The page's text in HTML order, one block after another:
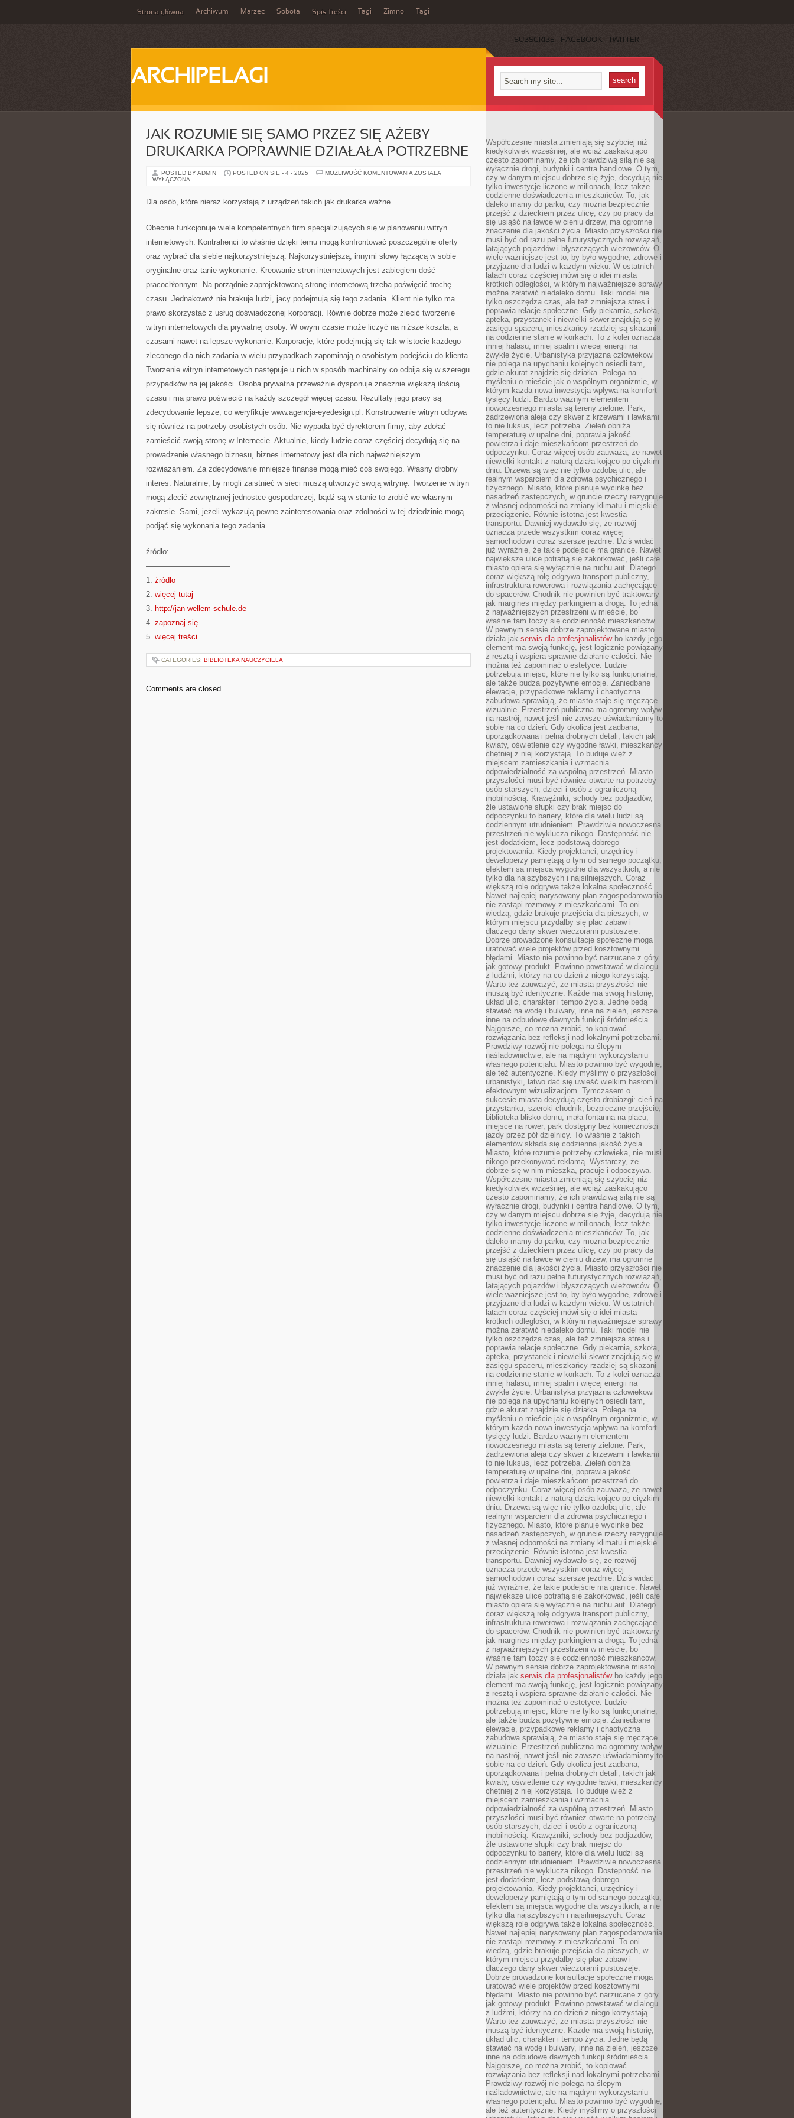
Strona główna Archiwum Marzec Sobota Spis Treści Tagi Zimno Tagi
SUBSCRIBE FACEBOOK TWITTER
ARCHIPELAGI
JAK ROZUMIE SIĘ SAMO PRZEZ SIĘ AŻEBY
DRUKARKA POPRAWNIE DZIAŁAŁA POTRZEBNE
POSTED BY ADMIN POSTED ON SIE - 4 - 2025 MOŻLIWOŚĆ KOMENTOWANIA JAK
POPRAWNIE
DZIAŁAŁA
ZOSTAŁA
WYŁĄCZONA
Dla osób, które nieraz korzystają z urządzeń takich jak drukarka ważne
Obecnie funkcjonuje wiele kompetentnych firm specjalizujących się w planowaniu witryn
internetowych. Kontrahenci to właśnie dzięki temu mogą konfrontować poszczególne oferty
oraz wybrać dla siebie najkorzystniejszą. Najkorzystniejszą, innymi słowy łączącą w sobie
oryginalne oraz tanie wykonanie. Kreowanie stron internetowych jest zabiegiem dość
pracochłonnym. Na porządnie zaprojektowaną stronę internetową trzeba poświęcić trochę
czasu. Jednakowoż nie brakuje ludzi, jacy podejmują się tego zadania. Klient nie tylko ma
prawo skorzystać z usług doświadczonej korporacji. Równie dobrze może zlecić tworzenie
witryn internetowych dla prywatnej osoby. W owym czasie może liczyć na niższe koszta, a
czasami nawet na lepsze wykonanie. Korporacje, które podejmują się tak w istocie każdego
zleconego dla nich zadania w wielu przypadkach zapominają o osobistym podejściu do klienta.
Tworzenie witryn internetowych następuje u nich w sposób machinalny co odbija się w szeregu
przypadków na jej jakości. Osoba prywatna przeważnie dysponuje znacznie większą ilością
czasu i ma prawo poświęcić na każdy szczegół więcej czasu. Rezultaty jego pracy są
zdecydowanie lepsze, co weryfikuje www.agencja-eyedesign.pl. Konstruowanie witryn odbywa
się również na potrzeby osobistych osób. Nie wypada być dyrektorem firmy, aby zdołać
zamieścić swoją stronę w Internecie. Aktualnie, kiedy ludzie coraz częściej decydują się na
prowadzenie własnego biznesu, biznes internetowy jest dla nich najważniejszym
rozwiązaniem. Za zdecydowanie mniejsze finanse mogą mieć coś swojego. Własny drobny
interes. Naturalnie, by mogli zaistnieć w sieci muszą utworzyć swoją witrynę. Tworzenie witryn
mogą zlecić zewnętrznej jednostce gospodarczej, bądź są w stanie to zrobić we własnym
zakresie. Sami, jeżeli wykazują pewne zainteresowania oraz zdolności w tej dziedzinie mogą
podjąć się wykonania tego zadania.
źródło:
———————————
1. źródło
2. więcej tutaj
3. http://jan-wellem-schule.de
4. zapoznaj się
5. więcej treści
CATEGORIES: BIBLIOTEKA NAUCZYCIELA
Comments are closed.
Współczesne miasta zmieniają się szybciej niż
kiedykolwiek wcześniej, ale wciąż zaskakująco
często zapominamy, że ich prawdziwą siłą nie są
wyłącznie drogi, budynki i centra handlowe. O tym,
czy w danym miejscu dobrze się żyje, decydują nie
tylko inwestycje liczone w milionach, lecz także
codzienne doświadczenia mieszkańców. To, jak
daleko mamy do parku, czy można bezpiecznie
przejść z dzieckiem przez ulicę, czy po pracy da
się usiąść na ławce w cieniu drzew, ma ogromne
znaczenie dla jakości życia. Miasto przyszłości nie
musi być od razu pełne futurystycznych rozwiązań,
latających pojazdów i błyszczących wieżowców. O
wiele ważniejsze jest to, by było wygodne, zdrowe i
przyjazne dla ludzi w każdym wieku. W ostatnich
latach coraz częściej mówi się o idei miasta
krótkich odległości, w którym najważniejsze sprawy
można załatwić niedaleko domu. Taki model nie
tylko oszczędza czas, ale też zmniejsza stres i
poprawia relacje społeczne. Gdy piekarnia, szkoła,
apteka, przystanek i niewielki skwer znajdują się w
zasięgu spaceru, mieszkańcy rzadziej są skazani
na codzienne stanie w korkach. To z kolei oznacza
mniej hałasu, mniej spalin i więcej energii na
zwykłe życie. Urbanistyka przyjazna człowiekowi
nie polega na upychaniu kolejnych osiedli tam,
gdzie akurat znajdzie się działka. Polega na
myśleniu o mieście jak o wspólnym organizmie, w
którym każda nowa inwestycja wpływa na komfort
tysięcy ludzi. Bardzo ważnym elementem
nowoczesnego miasta są tereny zielone. Park,
zadrzewiona aleja czy skwer z krzewami i ławkami
to nie luksus, lecz potrzeba. Zieleń obniża
temperaturę w upalne dni, poprawia jakość
powietrza i daje mieszkańcom przestrzeń do
odpoczynku. Coraz więcej osób zauważa, że nawet
niewielki kontakt z naturą działa kojąco po ciężkim
dniu. Drzewa są więc nie tylko ozdobą ulic, ale
realnym wsparciem dla zdrowia psychicznego i
fizycznego. Miasto, które planuje wycinkę bez
nasadzeń zastępczych, w gruncie rzeczy rezygnuje
z własnej odporności na zmiany klimatu i miejskie
przeciążenie. Równie istotna jest kwestia
transportu. Dawniej wydawało się, że rozwój
oznacza przede wszystkim coraz więcej
samochodów i coraz szersze jezdnie. Dziś widać
już wyraźnie, że takie podejście ma granice. Nawet
największe ulice potrafią się zakorkować, jeśli całe
miasto opiera się wyłącznie na ruchu aut. Dlatego
coraz większą rolę odgrywa transport publiczny,
infrastruktura rowerowa i rozwiązania zachęcające
do spacerów. Chodnik nie powinien być traktowany
jak margines między parkingiem a drogą. To jedna
z najważniejszych przestrzeni w mieście, bo
właśnie tam toczy się codzienność mieszkańców.
W pewnym sensie dobrze zaprojektowane miasto
działa jak serwis dla profesjonalistówbo każdy jego
element ma swoją funkcję, jest logicznie powiązany
z resztą i wspiera sprawne działanie całości. Nie
można też zapominać o estetyce. Ludzie
potrzebują miejsc, które nie tylko są funkcjonalne,
ale także budzą pozytywne emocje. Zaniedbane
elewacje, przypadkowe reklamy i chaotyczna
zabudowa sprawiają, że miasto staje się męczące
wizualnie. Przestrzeń publiczna ma ogromny wpływ
na nastrój, nawet jeśli nie zawsze uświadamiamy to
sobie na co dzień. Gdy okolica jest zadbana,
uporządkowana i pełna drobnych detali, takich jak
kwiaty, oświetlenie czy wygodne ławki, mieszkańcy
chętniej z niej korzystają. To buduje więź z
miejscem zamieszkania i wzmacnia
odpowiedzialność za wspólną przestrzeń. Miasto
przyszłości musi być również otwarte na potrzeby
osób starszych, dzieci i osób z ograniczoną
mobilnością. Krawężniki, schody bez podjazdów,
źle ustawione słupki czy brak miejsc do
odpoczynku to bariery, które dla wielu ludzi są
codziennym utrudnieniem. Prawdziwie nowoczesna
przestrzeń nie wyklucza nikogo. Dostępność nie
jest dodatkiem, lecz podstawą dobrego
projektowania. Kiedy projektanci, urzędnicy i
deweloperzy pamiętają o tym od samego początku,
efektem są miejsca wygodne dla wszystkich, a nie
tylko dla najszybszych i najsilniejszych. Coraz
większą rolę odgrywa także lokalna społeczność.
Nawet najlepiej narysowany plan zagospodarowania
nie zastąpi rozmowy z mieszkańcami. To oni
wiedzą, gdzie brakuje przejścia dla pieszych, w
którym miejscu przydałby się plac zabaw i
dlaczego dany skwer wieczorami pustoszeje.
Dobrze prowadzone konsultacje społeczne mogą
uratować wiele projektów przed kosztownymi
błędami. Miasto nie powinno być narzucane z góry
jak gotowy produkt. Powinno powstawać w dialogu
z ludźmi, którzy na co dzień z niego korzystają.
Warto też zauważyć, że miasta przyszłości nie
muszą być identyczne. Każde ma swoją historię,
układ ulic, charakter i tempo życia. Jedne będą
stawiać na wodę i bulwary, inne na zieleń, jeszcze
inne na odbudowę dawnych funkcji śródmieścia.
Najgorsze, co można zrobić, to kopiować
rozwiązania bez refleksji nad lokalnymi potrzebami.
Prawdziwy rozwój nie polega na ślepym
naśladownictwie, ale na mądrym wykorzystaniu
własnego potencjału. Miasto powinno być wygodne,
ale też autentyczne. Kiedy myślimy o przyszłości
urbanistyki, łatwo dać się uwieść wielkim hasłom i
efektownym wizualizacjom. Tymczasem o
sukcesie miasta decydują często drobiazgi: cień na
przystanku, szeroki chodnik, bezpieczne przejście,
biblioteka blisko domu, mała fontanna na placu,
miejsce na rower, park dostępny bez konieczności
jazdy przez pół dzielnicy. To właśnie z takich
elementów składa się codzienna jakość życia.
Miasto, które rozumie potrzeby człowieka, nie musi
nikogo przekonywać reklamą. Wystarczy, że
dobrze się w nim mieszka, pracuje i odpoczywa.
Współczesne miasta zmieniają się szybciej niż
kiedykolwiek wcześniej, ale wciąż zaskakująco
często zapominamy, że ich prawdziwą siłą nie są
wyłącznie drogi, budynki i centra handlowe. O tym,
czy w danym miejscu dobrze się żyje, decydują nie
tylko inwestycje liczone w milionach, lecz także
codzienne doświadczenia mieszkańców. To, jak
daleko mamy do parku, czy można bezpiecznie
przejść z dzieckiem przez ulicę, czy po pracy da
się usiąść na ławce w cieniu drzew, ma ogromne
znaczenie dla jakości życia. Miasto przyszłości nie
musi być od razu pełne futurystycznych rozwiązań,
latających pojazdów i błyszczących wieżowców. O
wiele ważniejsze jest to, by było wygodne, zdrowe i
przyjazne dla ludzi w każdym wieku. W ostatnich
latach coraz częściej mówi się o idei miasta
krótkich odległości, w którym najważniejsze sprawy
można załatwić niedaleko domu. Taki model nie
tylko oszczędza czas, ale też zmniejsza stres i
poprawia relacje społeczne. Gdy piekarnia, szkoła,
apteka, przystanek i niewielki skwer znajdują się w
zasięgu spaceru, mieszkańcy rzadziej są skazani
na codzienne stanie w korkach. To z kolei oznacza
mniej hałasu, mniej spalin i więcej energii na
zwykłe życie. Urbanistyka przyjazna człowiekowi
nie polega na upychaniu kolejnych osiedli tam,
gdzie akurat znajdzie się działka. Polega na
myśleniu o mieście jak o wspólnym organizmie, w
którym każda nowa inwestycja wpływa na komfort
tysięcy ludzi. Bardzo ważnym elementem
nowoczesnego miasta są tereny zielone. Park,
zadrzewiona aleja czy skwer z krzewami i ławkami
to nie luksus, lecz potrzeba. Zieleń obniża
temperaturę w upalne dni, poprawia jakość
powietrza i daje mieszkańcom przestrzeń do
odpoczynku. Coraz więcej osób zauważa, że nawet
niewielki kontakt z naturą działa kojąco po ciężkim
dniu. Drzewa są więc nie tylko ozdobą ulic, ale
realnym wsparciem dla zdrowia psychicznego i
fizycznego. Miasto, które planuje wycinkę bez
nasadzeń zastępczych, w gruncie rzeczy rezygnuje
z własnej odporności na zmiany klimatu i miejskie
przeciążenie. Równie istotna jest kwestia
transportu. Dawniej wydawało się, że rozwój
oznacza przede wszystkim coraz więcej
samochodów i coraz szersze jezdnie. Dziś widać
już wyraźnie, że takie podejście ma granice. Nawet
największe ulice potrafią się zakorkować, jeśli całe
miasto opiera się wyłącznie na ruchu aut. Dlatego
coraz większą rolę odgrywa transport publiczny,
infrastruktura rowerowa i rozwiązania zachęcające
do spacerów. Chodnik nie powinien być traktowany
jak margines między parkingiem a drogą. To jedna
z najważniejszych przestrzeni w mieście, bo
właśnie tam toczy się codzienność mieszkańców.
W pewnym sensie dobrze zaprojektowane miasto
działa jak serwis dla profesjonalistówbo każdy jego
element ma swoją funkcję, jest logicznie powiązany
z resztą i wspiera sprawne działanie całości. Nie
można też zapominać o estetyce. Ludzie
potrzebują miejsc, które nie tylko są funkcjonalne,
ale także budzą pozytywne emocje. Zaniedbane
elewacje, przypadkowe reklamy i chaotyczna
zabudowa sprawiają, że miasto staje się męczące
wizualnie. Przestrzeń publiczna ma ogromny wpływ
na nastrój, nawet jeśli nie zawsze uświadamiamy to
sobie na co dzień. Gdy okolica jest zadbana,
uporządkowana i pełna drobnych detali, takich jak
kwiaty, oświetlenie czy wygodne ławki, mieszkańcy
chętniej z niej korzystają. To buduje więź z
miejscem zamieszkania i wzmacnia
odpowiedzialność za wspólną przestrzeń. Miasto
przyszłości musi być również otwarte na potrzeby
osób starszych, dzieci i osób z ograniczoną
mobilnością. Krawężniki, schody bez podjazdów,
źle ustawione słupki czy brak miejsc do
odpoczynku to bariery, które dla wielu ludzi są
codziennym utrudnieniem. Prawdziwie nowoczesna
przestrzeń nie wyklucza nikogo. Dostępność nie
jest dodatkiem, lecz podstawą dobrego
projektowania. Kiedy projektanci, urzędnicy i
deweloperzy pamiętają o tym od samego początku,
efektem są miejsca wygodne dla wszystkich, a nie
tylko dla najszybszych i najsilniejszych. Coraz
większą rolę odgrywa także lokalna społeczność.
Nawet najlepiej narysowany plan zagospodarowania
nie zastąpi rozmowy z mieszkańcami. To oni
wiedzą, gdzie brakuje przejścia dla pieszych, w
którym miejscu przydałby się plac zabaw i
dlaczego dany skwer wieczorami pustoszeje.
Dobrze prowadzone konsultacje społeczne mogą
uratować wiele projektów przed kosztownymi
błędami. Miasto nie powinno być narzucane z góry
jak gotowy produkt. Powinno powstawać w dialogu
z ludźmi, którzy na co dzień z niego korzystają.
Warto też zauważyć, że miasta przyszłości nie
muszą być identyczne. Każde ma swoją historię,
układ ulic, charakter i tempo życia. Jedne będą
stawiać na wodę i bulwary, inne na zieleń, jeszcze
inne na odbudowę dawnych funkcji śródmieścia.
Najgorsze, co można zrobić, to kopiować
rozwiązania bez refleksji nad lokalnymi potrzebami.
Prawdziwy rozwój nie polega na ślepym
naśladownictwie, ale na mądrym wykorzystaniu
własnego potencjału. Miasto powinno być wygodne,
ale też autentyczne. Kiedy myślimy o przyszłości